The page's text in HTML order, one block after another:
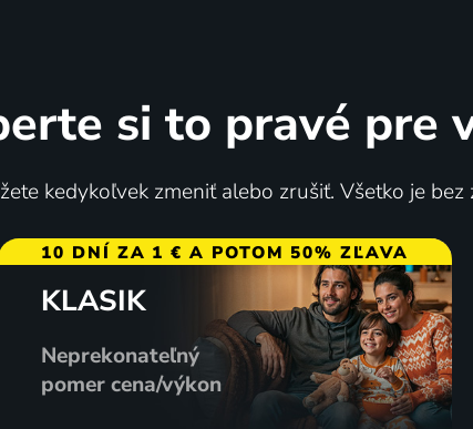
Ostrava Okno do hřbitova
5 dielov
si to pravé pre
kedykoľvek zmeniť alebo zrušiť. Všetko je bez
10 DNÍ ZA 1 € A POTOM 50% ZĽAVA
KLASIK
Neprekonateľný
pomer cena/výkon